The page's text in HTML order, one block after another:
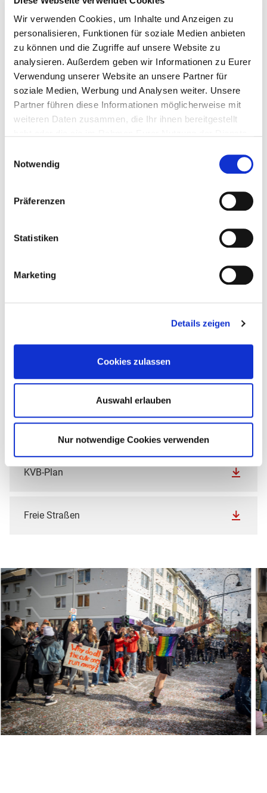
Wir verwenden Cookies, um Inhalte und Anzeigen zu
personalisieren, Funktionen für soziale Medien anbieten
zu können und die Zugriffe auf unsere Website zu
analysieren. Außerdem geben wir Informationen zu Eurer
Verwendung unserer Website an unsere Partner für
soziale Medien, Werbung und Analysen weiter. Unsere
Partner führen diese Informationen möglicherweise mit
weiteren Daten zusammen, die Ihr ihnen bereitgestellt
Notwendig
Präferenzen
Statistiken
Marketing
Details zeigen
Cookies zulassen
Auswahl erlauben
Nur notwendige Cookies verwenden
KOSTENFREIE ÖPNV-TICKETS
Jeder Teilnehmer erhält mit der Teilnahmebestätigung zwei
Tickets für die kostenfreien Fahrten mit den öffentlichen
Personennahverkehr am Samstag und Sonntag innerhalb
desVRS-Gebietes: eines für sich und eines für eine
Begleitperson sowie 2 Kinder bis 11 Jahre.
Also haut Euren Läufer an und Ihr könnt kostenfrei entlang
der Strecke fahren und Eure Läufer mehrfach anjubeln!
PLÄNE ZUM DOWNLOAD
Hotspots
Faltplan mit Durchlaufzeiten
Start
KVB-Plan
Freie Straßen